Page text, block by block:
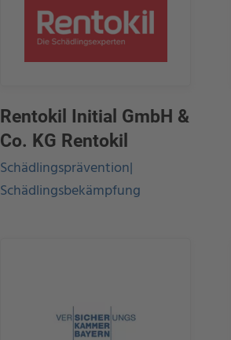
Rentokil Initial GmbH &
Co. KG Rentokil
Schädlingsprävention|
Schädlingsbekämpfung